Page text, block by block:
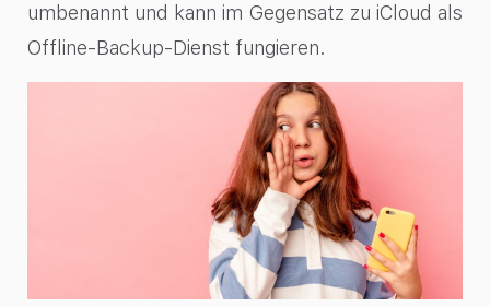
umbenannt und kann im Gegensatz zu iCloud als
Offline-Backup-Dienst fungieren.